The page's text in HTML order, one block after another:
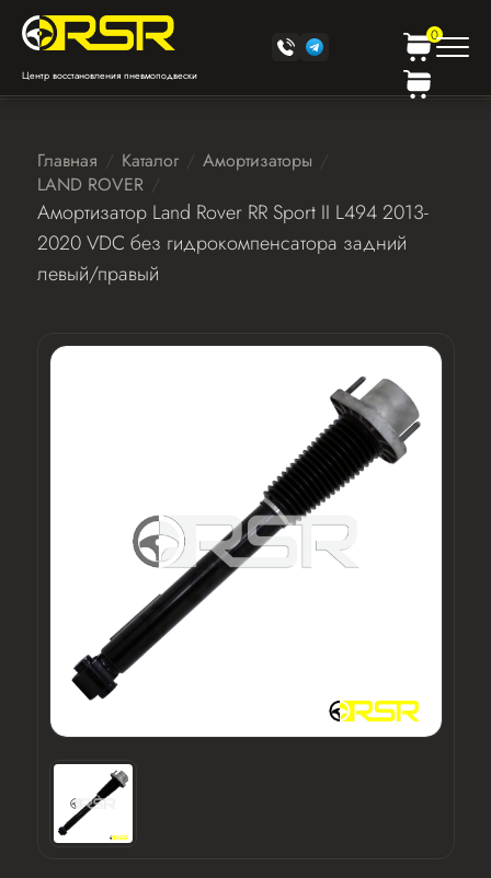
Центр восстановления пневмоподвески
0
Главная Каталог
Амортизаторы
LAND ROVER
Амортизатор Land Rover RR Sport II L494 2013-
2020 VDC без гидрокомпенсатора задний
левый/правый